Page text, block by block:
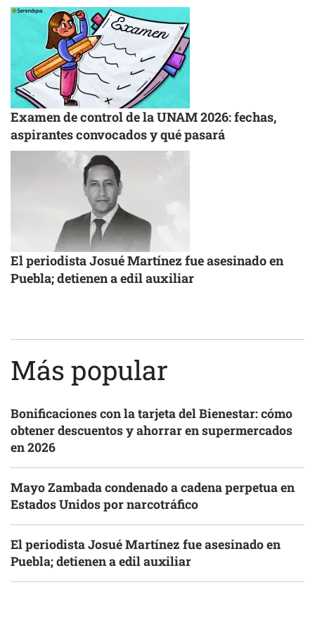
Examen de control de la UNAM 2026: fechas,
aspirantes convocados y qué pasará
El periodista Josué Martínez fue asesinado en
Puebla; detienen a edil auxiliar
Más popular
Bonificaciones con la tarjeta del Bienestar: cómo
obtener descuentos y ahorrar en supermercados
en 2026
Mayo Zambada condenado a cadena perpetua en
Estados Unidos por narcotráfico
El periodista Josué Martínez fue asesinado en
Puebla; detienen a edil auxiliar